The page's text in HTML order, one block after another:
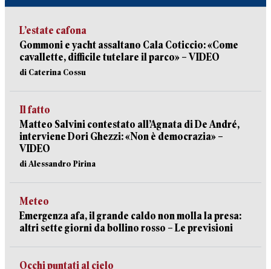
L’estate cafona
Gommoni e yacht assaltano Cala Coticcio: «Come
cavallette, difficile tutelare il parco» – VIDEO
di Caterina Cossu
Il fatto
Matteo Salvini contestato all’Agnata di De André,
interviene Dori Ghezzi: «Non è democrazia» –
VIDEO
di Alessandro Pirina
Meteo
Emergenza afa, il grande caldo non molla la presa:
altri sette giorni da bollino rosso – Le previsioni
Occhi puntati al cielo